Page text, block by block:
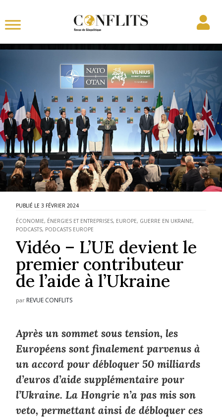
3 FÉVRIER 2024
ÉCONOMIE, ÉNERGIES ET ENTREPRISES, EUROPE, GUERRE EN UKRAINE,
PODCASTS, PODCASTS EUROPE
Vidéo – L’UE devient le
premier contributeur
de l’aide à l’Ukraine
par REVUE CONFLITS
Après un sommet sous tension, les
Européens sont finalement parvenus à
un accord pour débloquer 50 milliards
d’euros d’aide supplémentaire pour
l’Ukraine. La Hongrie n’a pas mis son
veto, permettant ainsi de débloquer ces